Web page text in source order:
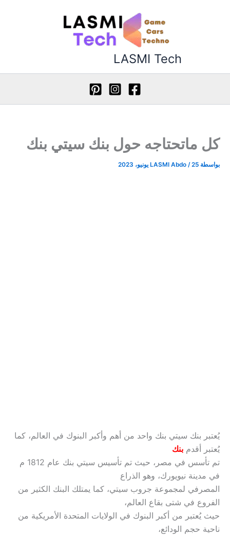
LASMI Tech
كل ماتحتاجه حول بنك سيتي بنك
بواسطة LASMI Abdo/25 يونيو، 2023
يُعتبربنكسيتي بنك واحد من أهم وأكبر البنوك في العالم، كما
يُعتبر أقدمبنك
تم تأسس في مصر، حيث تم تأسيس سيتي بنك عام 1812 م
في مدينة نيويورك، وهو الذراع
المصرفي لمجموعة جروب سيتي، كما يمتلك البنك الكثير من
الفروع في شتى بقاع العالم،
حيث يُعتبر من أكبر البنوك في الولايات المتحدة الأمريكية من
ناحية حجم الودائع،